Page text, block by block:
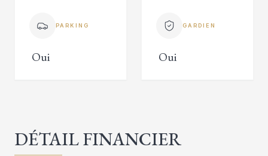
PARKING
Oui
GARDIEN
Oui
DÉTAIL FINANCIER